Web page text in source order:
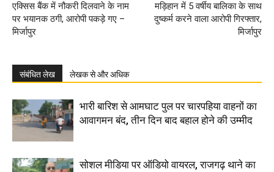
एक्सिस बैंक में नौकरी दिलवाने के नाम
पर भयानक ठगी, आरोपी पकड़े गए –
मिर्जापुर
मड़िहान में 5 वर्षीय बालिका के साथ
दुष्कर्म करने वाला आरोपी गिरफ्तार,
मिर्जापुर
संबंधित लेख लेखक से और अधिक
भारी बारिश से आमघाट पुल पर चारपहिया वाहनों का
आवागमन बंद, तीन दिन बाद बहाल होने की उम्मीद
सोशल मीडिया पर ऑडियो वायरल, राजगढ़ थाने का